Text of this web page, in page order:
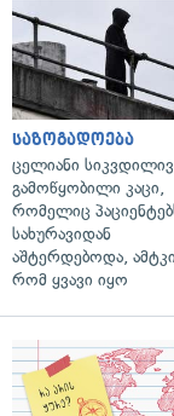
საზოგადოება
ცელიანი
გამოწყობილი კაცი,
რომელიც
სახურავიდან
აშტერდებოდა,
რომ ყვავი იყო